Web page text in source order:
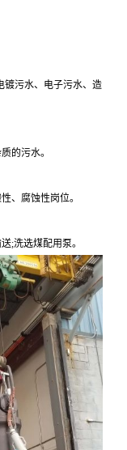
镀污水、电子污水、造
的污水。
、腐蚀性岗位。
;洗选煤配用泵。